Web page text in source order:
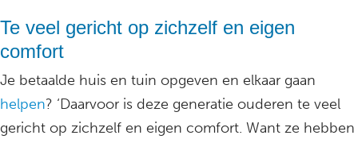
Te veel gericht op zichzelf en eigen
comfort
Je betaalde huis en tuin opgeven en elkaar gaan
helpen? ‘Daarvoor is deze generatie ouderen te veel
gericht op zichzelf en eigen comfort. Want ze hebben